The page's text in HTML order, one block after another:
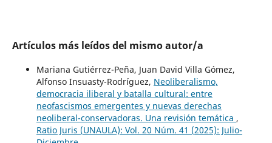
Artículos más leídos del mismo autor/a
Mariana Gutiérrez-Peña, Juan David Villa Gómez,
Alfonso Insuasty-Rodríguez, Neoliberalismo,
democracia iliberal y batalla cultural: entre
neofascismos emergentes y nuevas derechas
neoliberal-conservadoras. Una revisión temática ,
Ratio Juris (UNAULA): Vol. 20 Núm. 41 (2025): Julio-